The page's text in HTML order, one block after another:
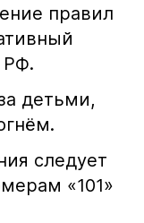
правил
РФ.
детьми,
следует
«101»